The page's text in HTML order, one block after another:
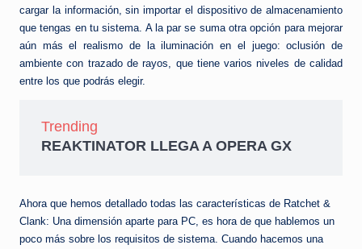
cargar la información, sin importar el dispositivo de almacenamiento
que tengas en tu sistema. A la par se suma otra opción para mejorar
aún más el realismo de la iluminación en el juego: oclusión de
ambiente con trazado de rayos, que tiene varios niveles de calidad
entre los que podrás elegir.
Trending
REAKTINATOR LLEGA A OPERA GX
Ahora que hemos detallado todas las características de Ratchet &
Clank: Una dimensión aparte para PC, es hora de que hablemos un
poco más sobre los requisitos de sistema. Cuando hacemos una